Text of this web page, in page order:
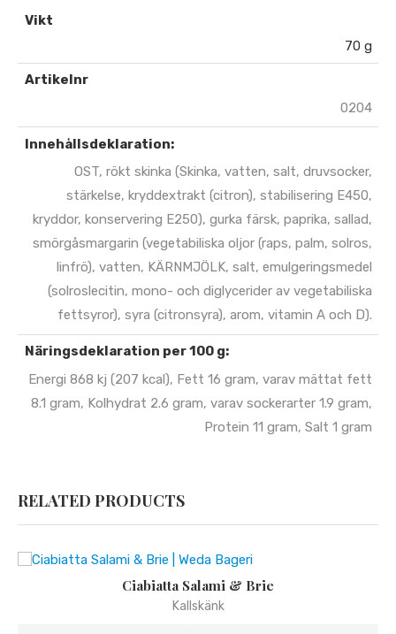
Vikt
70 g
Artikelnr
0204
Innehållsdeklaration:
OST, rökt skinka (Skinka, vatten, salt, druvsocker,
stärkelse, kryddextrakt (citron), stabilisering E450,
kryddor, konservering E250), gurka färsk, paprika, sallad,
smörgåsmargarin (vegetabiliska oljor (raps, palm, solros,
linfrö), vatten, KÄRNMJÖLK, salt, emulgeringsmedel
(solroslecitin, mono- och diglycerider av vegetabiliska
fettsyror), syra (citronsyra), arom, vitamin A och D).
Näringsdeklaration per 100 g:
Energi 868 kj (207 kcal), Fett 16 gram, varav mättat fett
8.1 gram, Kolhydrat 2.6 gram, varav sockerarter 1.9 gram,
Protein 11 gram, Salt 1 gram
RELATED PRODUCTS
Ciabiatta Salami & Brie
Kallskänk